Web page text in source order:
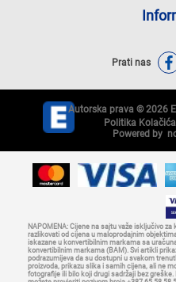
Prati nas
Autorska prava © 2026
Politika Kolačića
Powered by
NAPOMENA: Cijene na sajtu važe isključivo
razlikovati od cijena u maloprodajnim
iskazane u konvertibilnim markama sa
konvertibilnim markama (BAM). Svi artikli
podrazumijeva da su dostupni u svakom
proizvoda, prikazu slika i samih cijena, ali ne
fotografije ili bilo koji drugi sadržaji bez